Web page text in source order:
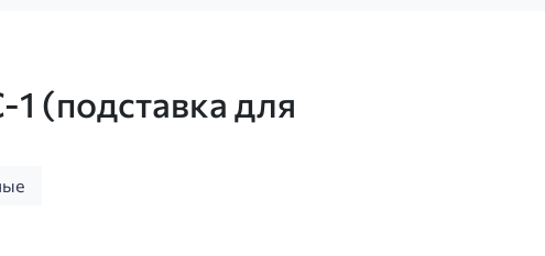
(подставка для